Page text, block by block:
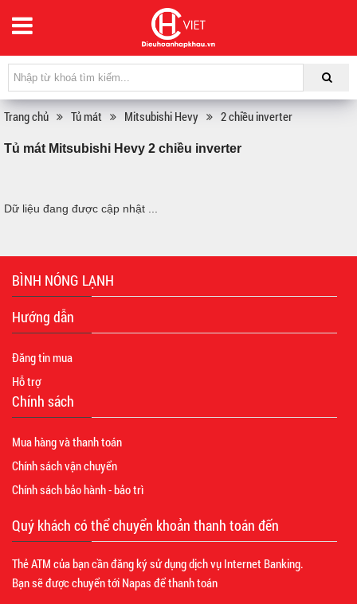
Trang chủ Tủ mát Mitsubishi Hevy 2 chiều inverter
Tủ mát Mitsubishi Hevy 2 chiều inverter
Dữ liệu đang được cập nhật ...
BÌNH NÓNG LẠNH
Hướng dẫn
Đăng tin mua
Hỗ trợ
Chính sách
Mua hàng và thanh toán
Chính sách vận chuyển
Chính sách bảo hành - bảo trì
Quý khách có thể chuyển khoản thanh toán đến
Thẻ ATM của bạn cần đăng ký sử dụng dịch vụ Internet Banking.
Bạn sẽ được chuyển tới Napas để thanh toán